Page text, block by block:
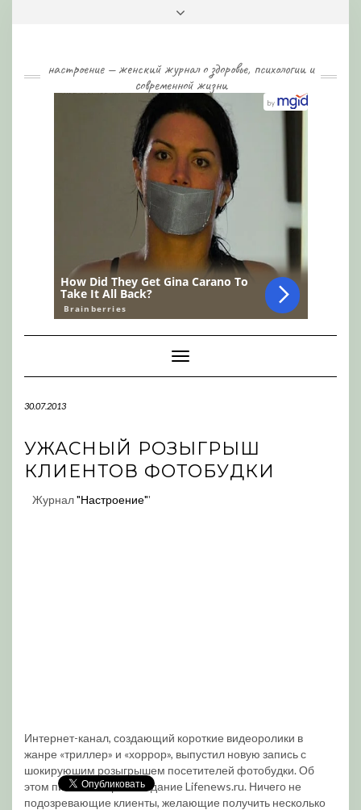
настроение — женский журнал о здоровье, психологии и
современной жизни
Toggle
Navigation
30.07.2013
УЖАСНЫЙ РОЗЫГРЫШ
КЛИЕНТОВ ФОТОБУДКИ
Журнал"Настроение"'
Интернет-канал, создающий короткие видеоролики в
жанре «триллер» и «хоррор», выпустил новую запись с
шокируюшим розыгрышем посетителей фотобудки. Об
этом пишет интернет-издание Lifenews.ru. Ничего не
подозревающие клиенты, желающие получить несколько